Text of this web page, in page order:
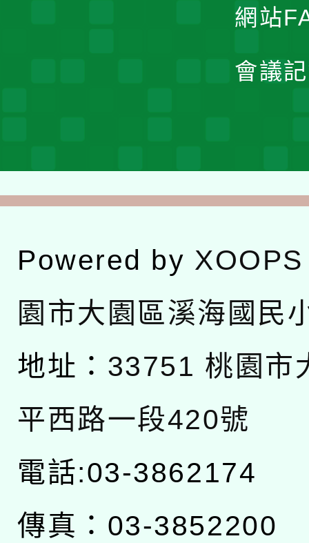
網站
會議
Powered by XOOPS
園市大園區溪海國民
地址： 33751 桃園市
平西路一段420號
電話:03-3862174
傳真：03-3852200